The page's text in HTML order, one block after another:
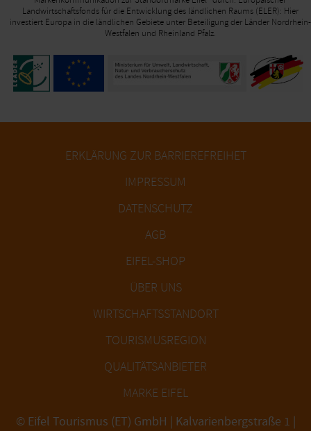
Landwirtschaftsfonds für die Entwicklung des ländlichen Raums (ELER): Hier
investiert Europa in die ländlichen Gebiete unter Beteiligung der Länder Nordrhein-
Westfalen und Rheinland Pfalz.
ERKLÄRUNG ZUR BARRIEREFREIHET
IMPRESSUM
DATENSCHUTZ
AGB
EIFEL-SHOP
ÜBER UNS
WIRTSCHAFTSSTANDORT
TOURISMUSREGION
QUALITÄTSANBIETER
MARKE EIFEL
© Eifel Tourismus (ET) GmbH | Kalvarienbergstraße 1 |